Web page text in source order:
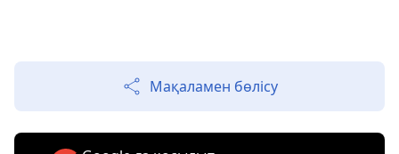
Мақаламен бөлісу